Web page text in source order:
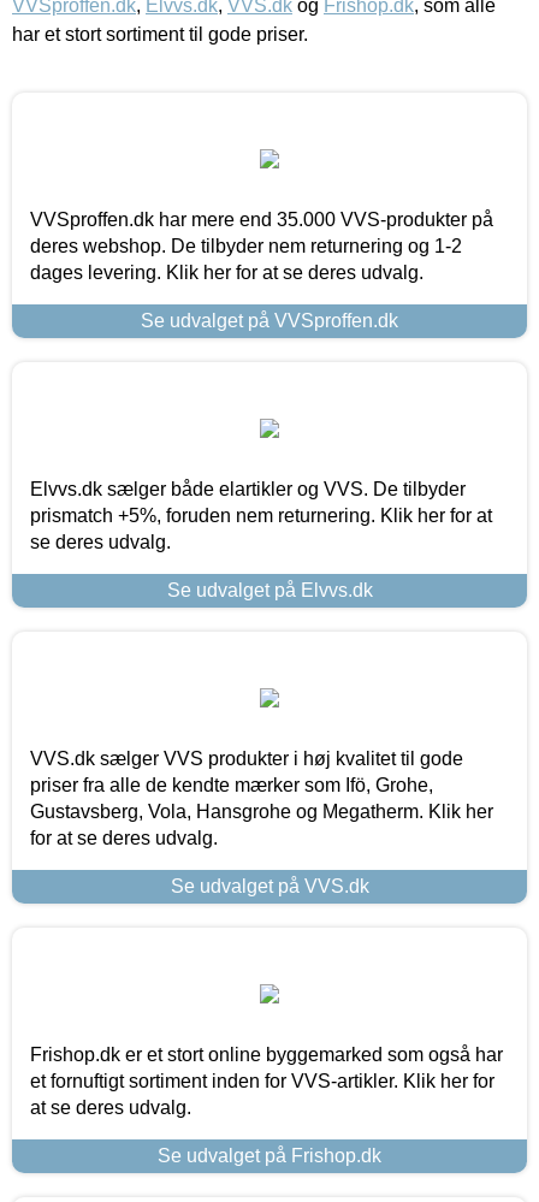
VVSproffen.dk, Elvvs.dk, VVS.dk og Frishop.dk, som alle
har et stort sortiment til gode priser.
VVSproffen.dk har mere end 35.000 VVS-produkter på
deres webshop. De tilbyder nem returnering og 1-2
dages levering. Klik her for at se deres udvalg.
Se udvalget på VVSproffen.dk
Elvvs.dk sælger både elartikler og VVS. De tilbyder
prismatch +5%, foruden nem returnering. Klik her for at
se deres udvalg.
Se udvalget på Elvvs.dk
VVS.dk sælger VVS produkter i høj kvalitet til gode
priser fra alle de kendte mærker som Ifö, Grohe,
Gustavsberg, Vola, Hansgrohe og Megatherm. Klik her
for at se deres udvalg.
Se udvalget på VVS.dk
Frishop.dk er et stort online byggemarked som også har
et fornuftigt sortiment inden for VVS-artikler. Klik her for
at se deres udvalg.
Se udvalget på Frishop.dk